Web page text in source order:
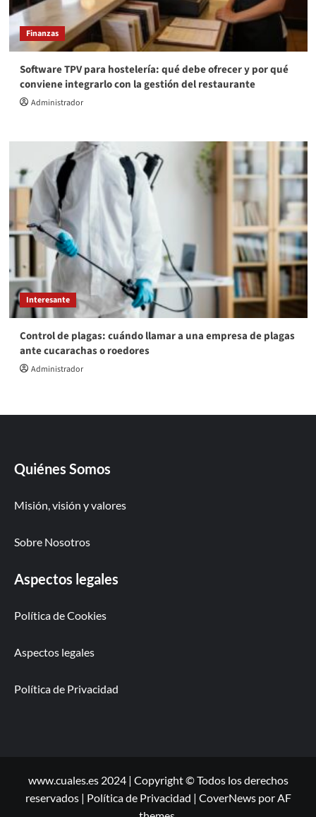
Finanzas
Software TPV para hostelería: qué debe ofrecer y por qué
conviene integrarlo con la gestión del restaurante
Administrador
Interesante
Control de plagas: cuándo llamar a una empresa de plagas
ante cucarachas o roedores
Administrador
Quiénes Somos
Misión, visión y valores
Sobre Nosotros
Aspectos legales
Política de Cookies
Aspectos legales
Política de Privacidad
www.cuales.es 2024 | Copyright © Todos los derechos
reservados | Política de Privacidad | CoverNewspor AF